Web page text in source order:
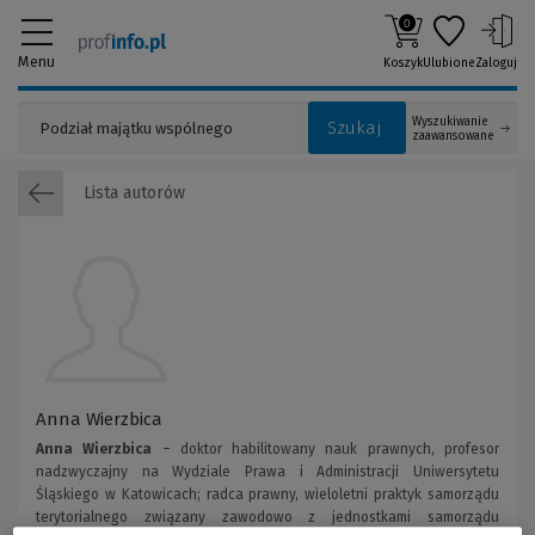
Menu
Szukaj
Wyszukiwanie
zaawansowane
0
KoszykUlubioneZaloguj
Anna Wierzbica
Anna Wierzbica – doktor habilitowany nauk prawnych, profesor
nadzwyczajny na Wydziale Prawa i Administracji Uniwersytetu
Śląskiego w Katowicach; radca prawny, wieloletni praktyk samorządu
terytorialnego związany zawodowo z jednostkami samorządu
Lista autorów